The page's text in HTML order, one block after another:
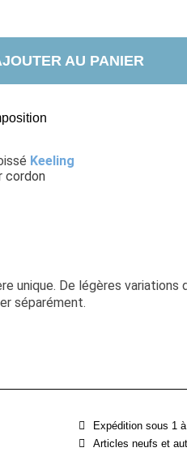
AU PANIER
Keeling
cordon
unique. De légères variations
séparément.
Expédition sous 1
Articles neufs et